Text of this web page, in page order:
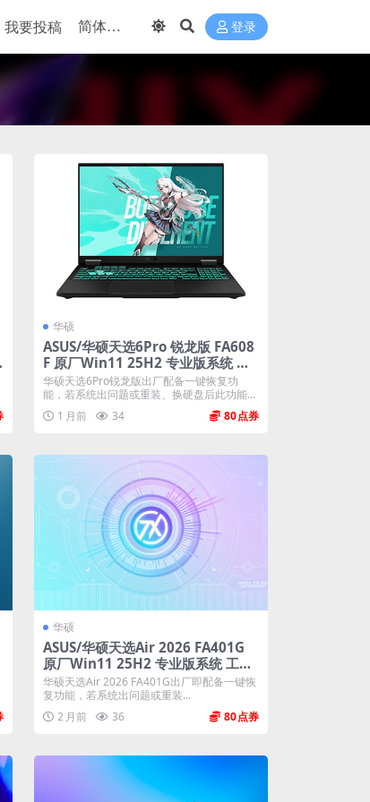
我要投稿 登录
华硕
ASUS/华硕天选6Pro 锐龙版 FA608
F 原厂Win11 25H2 专业版系统 工
厂文件 带ASUS Recovery恢复
华硕天选6Pro锐龙版出厂配备一键恢复功
能，若系统出问题或重装、换硬盘后此功能
失...
1 月前 34 80
华硕
ASUS/华硕天选Air 2026 FA401G
原厂Win11 25H2 专业版系统 工厂
文件 带ASUS Recovery恢复
华硕天选Air 2026 FA401G出厂即配备一键恢
复功能，若系统出问题或重装...
2 月前
36 80